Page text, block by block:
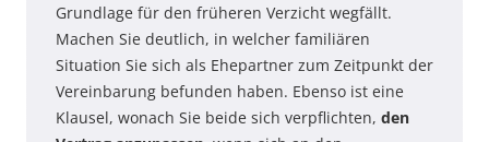
Grundlage für den früheren Verzicht wegfällt.
Machen Sie deutlich, in welcher familiären
Situation Sie sich als Ehepartner zum Zeitpunkt der
Vereinbarung befunden haben. Ebenso ist eine
Klausel, wonach Sie beide sich verpflichten, den